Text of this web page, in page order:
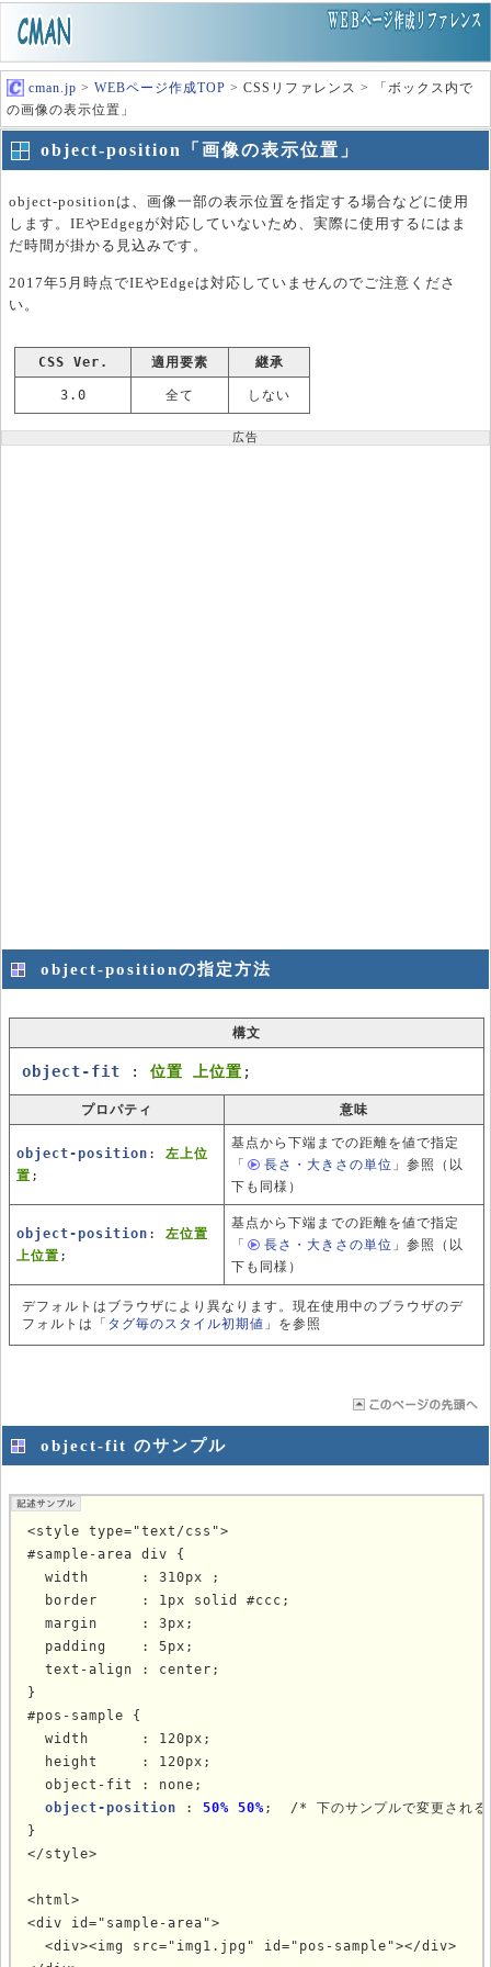
cman.jp > WEBページ作成TOP > CSSリファレンス > 「ボックス内で
の画像の表示位置」
object-position「画像の表示位置」
object-positionは、画像一部の表示位置を指定する場合などに使用
します。IEやEdgegが対応していないため、実際に使用するにはま
だ時間が掛かる見込みです。
2017年5月時点でIEやEdgeは対応していませんのでご注意くださ
い。
CSS Ver. 適用要素 継承
3.0 全て しない
広告
object-positionの指定方法
構文
object-fit : 位置 上位置 ;
プロパティ 意味
object-position : 左上位
置 ;
基点から下端までの距離を値で指定
「
長さ・大きさの単位 」 参照（以
下も同様）
object-position : 左位置
上位置 ;
基点から下端までの距離を値で指定
「
長さ・大きさの単位 」 参照（以
下も同様）
デフォルトはブラウザにより異なります。現在使用中のブラウザのデ
フォルトは「 タグ毎のスタイル初期値 」を参照
object-fit のサンプル
<style type="text/css">
#sample-area div {
  width      : 310px ;
  border     : 1px solid #ccc;
  margin     : 3px;
  padding    : 5px;
  text-align : center;
}
#pos-sample {
  width      : 120px;
  height     : 120px;
  object-fit : none;
object-position : 50% 50% ;  /* 下のサンプルで変更され
}
</style>
<html>
<div id="sample-area">
  <div><img src="img1.jpg" id="pos-sample"></div>